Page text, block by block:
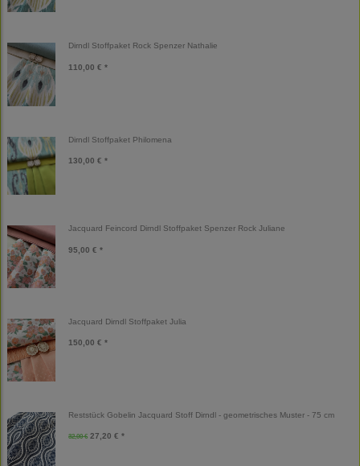
Dirndl Stoffpaket Rock Spenzer Nathalie
110,00 € *
Dirndl Stoffpaket Philomena
130,00 € *
Jacquard Feincord Dirndl Stoffpaket Spenzer Rock Juliane
95,00 € *
Jacquard Dirndl Stoffpaket Julia
150,00 € *
Reststück Gobelin Jacquard Stoff Dirndl - geometrisches Muster - 75 cm
32,00 € 27,20 € *